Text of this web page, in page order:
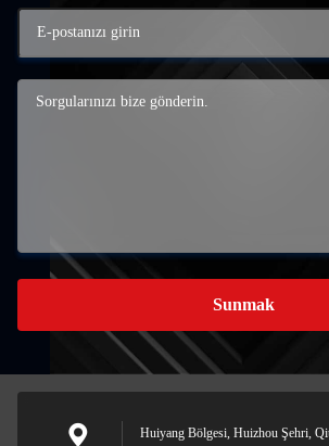
Sunmak
Huiyang Bölgesi, Huizhou Şehri,